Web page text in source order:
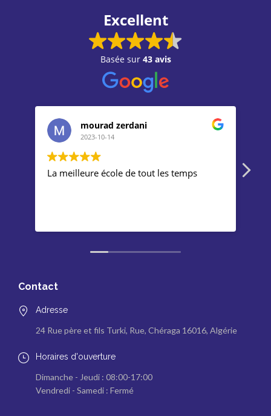
Excellent
Basée sur 43 avis
mourad zerdani
2023-10-14
La meilleure école de tout les temps
Contact
Adresse
24 Rue père et fils Turki, Rue, Chéraga 16016, Algérie
Horaires d'ouverture
Dimanche - Jeudi : 08:00-17:00
Vendredi - Samedi : Fermé